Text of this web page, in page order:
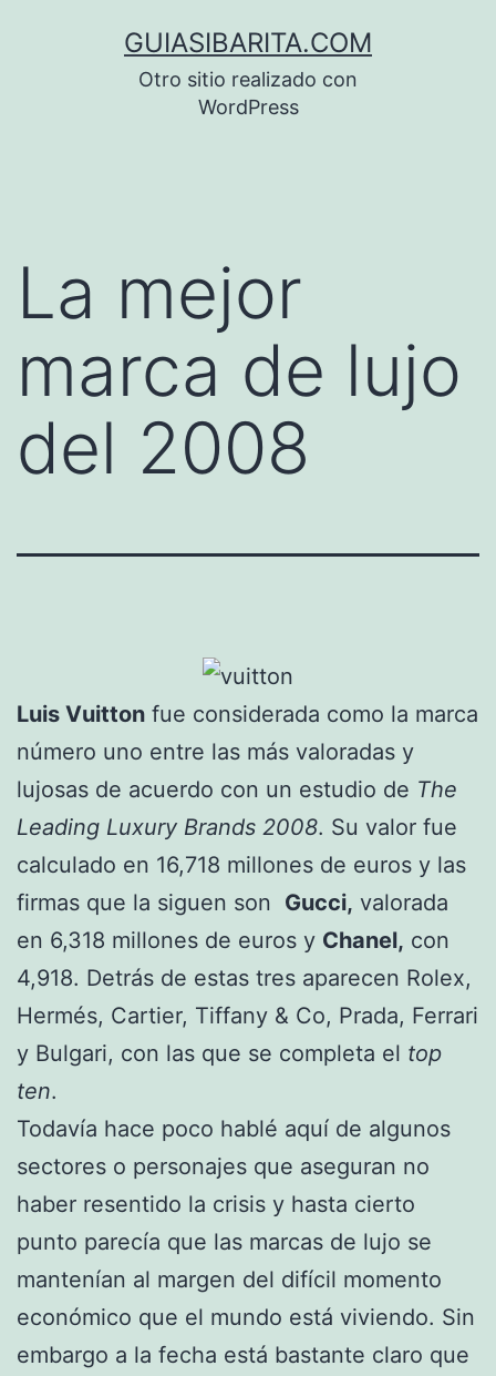
GUIASIBARITA.COM
Otro sitio realizado con
WordPress
La mejor
marca de lujo
del 2008
Luis Vuitton fue considerada como la marca
número uno entre las más valoradas y
lujosas de acuerdo con un estudio de The
Leading Luxury Brands 2008. Su valor fue
calculado en 16,718 millones de euros y las
firmas que la siguen son Gucci, valorada
en 6,318 millones de euros y Chanel, con
4,918. Detrás de estas tres aparecen Rolex,
Hermés, Cartier, Tiffany & Co, Prada, Ferrari
y Bulgari, con las que se completa el top
ten.
Todavía hace poco hablé aquí de algunos
sectores o personajes que aseguran no
haber resentido la crisis y hasta cierto
punto parecía que las marcas de lujo se
mantenían al margen del difícil momento
económico que el mundo está viviendo. Sin
embargo a la fecha está bastante claro que